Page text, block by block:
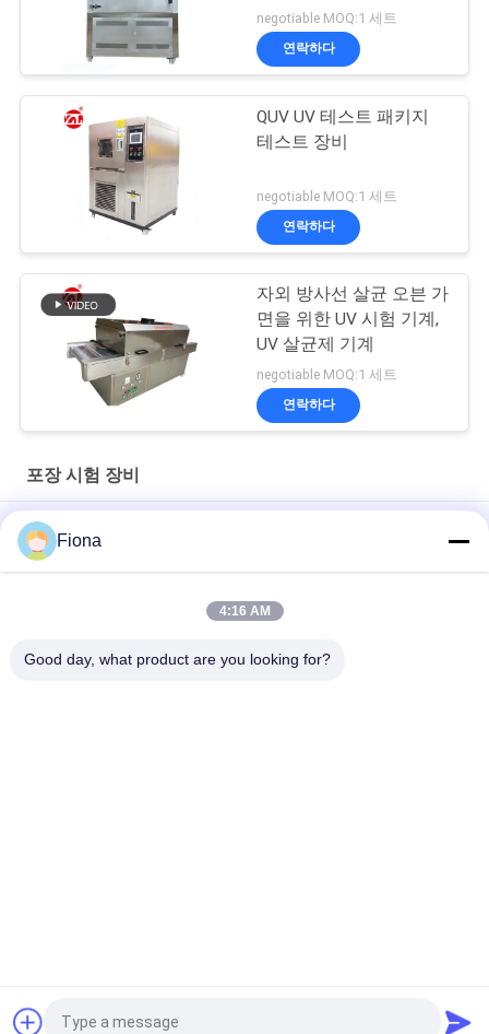
negotiable MOQ:1 세트
연락하다
QUV UV 테스트 패키지
테스트 장비
negotiable MOQ:1 세트
연락하다
자외 방사선 살균 오븐 가
면을 위한 UV 시험 기계,
UV 살균제 기계
negotiable MOQ:1 세트
연락하다
포장 시험 장비
영화, 알루미늄 호일을 위한 자동적인 수증기 침투성 해석기
ASTM D642 골판지 상자 크러쉬 압축 저항 테스터
ISO3036 아날로그 유형 마분지 피어스 힘 검사자/반대로 - 성과를
Fiona
4:16 AM
Good day, what product are you looking for?